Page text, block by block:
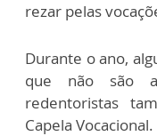
rezar pelas
Durante o ano,
que não são
redentoristas
Capela